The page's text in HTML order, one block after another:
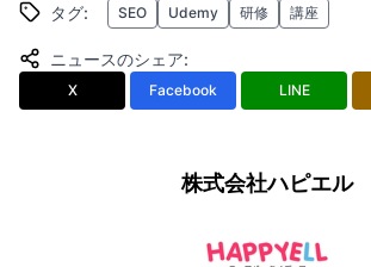
タグ: SEO Udemy 研修 講座
ニュースのシェア:
X Facebook LINE
株式会社ハピエル